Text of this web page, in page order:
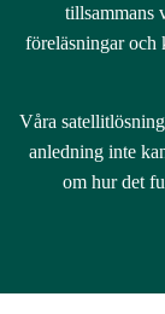
tillsammans
föreläsningar och
Våra
anledning inte
om hur det